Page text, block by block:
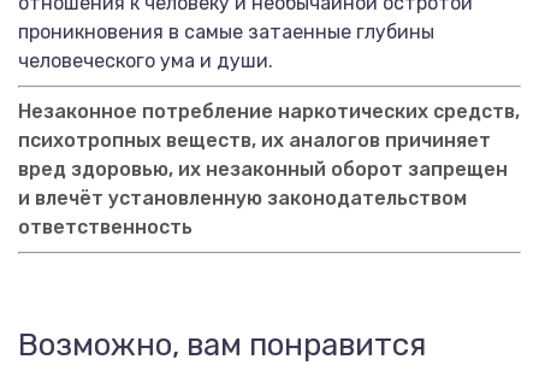
проникновения в самые затаенные глубины
человеческого ума и души.
Незаконное потребление наркотических средств,
психотропных веществ, их аналогов причиняет
вред здоровью, их незаконный оборот запрещен
и влечёт установленную законодательством
ответственность
Возможно, вам понравится